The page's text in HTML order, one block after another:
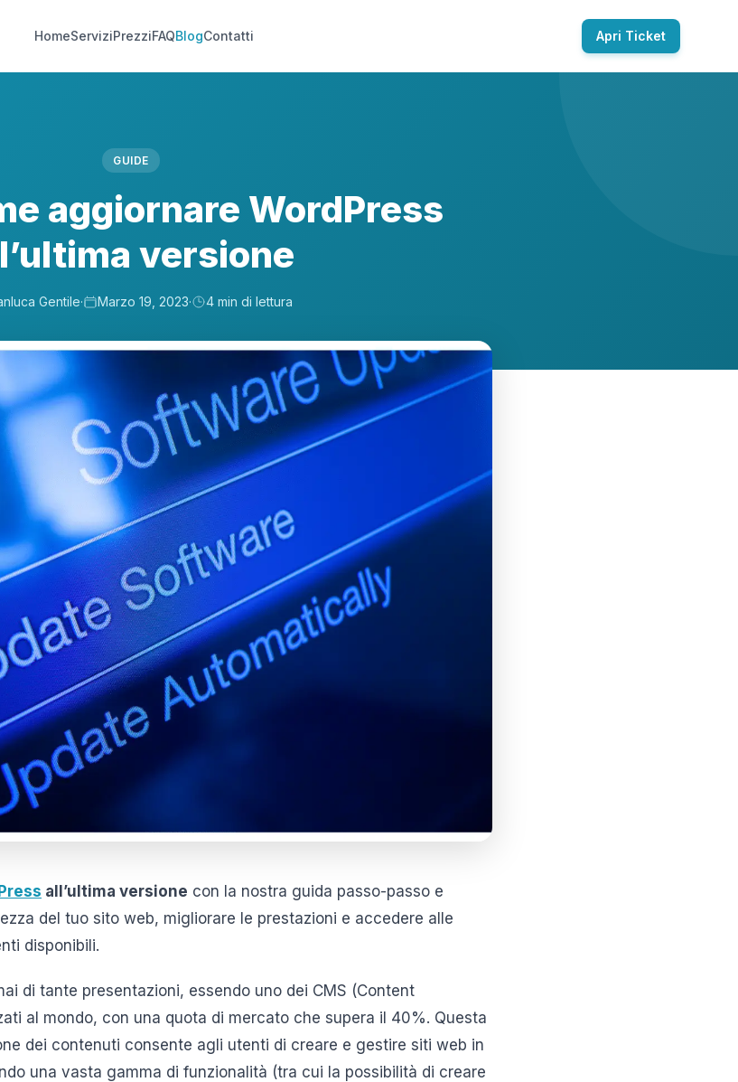
HomeServiziPrezziFAQBlogContatti Apri Ticket
GUIDE
aggiornare WordPress
versione
Gentile· Marzo 19, 2023· 4 min di lettura
all’ultima versione con la nostra guida passo-passo e
del tuo sito web, migliorare le prestazioni e accedere alle
disponibili.
di tante presentazioni, essendo uno dei CMS (Content
al mondo, con una quota di mercato che supera il 40%. Questa
dei contenuti consente agli utenti di creare e gestire siti web in
una vasta gamma di funzionalità (tra cui la possibilità di creare